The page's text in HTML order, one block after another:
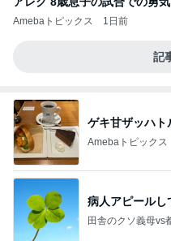
Amebaトピックス 1日前
記
ゲキ甘ザッハト
Amebaトピックス
病人アピールし
田舎のクソ義母vs